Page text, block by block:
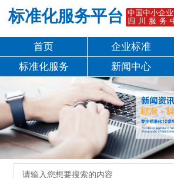
标准化服务平台 中国中小企
四川服务
首页 企业标准
标准化服务
新闻中心